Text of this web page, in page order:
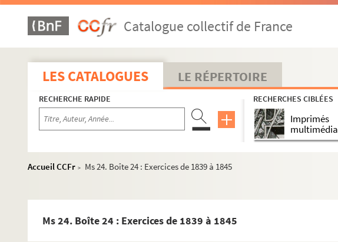
Catalogue collectif de France
LES CATALOGUES LE RÉPERTOIRE
RECHERCHE RAPIDE RECHERCHES CIBLÉES
Imprimés
multimédia
Accueil CCFr >
Ms 24. Boîte 24 : Exercices de 1839 à 1845
Ms 24. Boîte 24 : Exercices de 1839 à 1845
Exercices
Ms 1. Boîte 1 : Exercices de 1605 à 1769
Ms 2. Boîte 2 : Exercices de 1769 à 1773
Ms 3. Boîte 3 : Exercices de 1773 à 1776
Ms 8. Boîte 8 : Exercices de 1792 à 1799